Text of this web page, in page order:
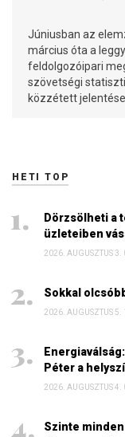
Júniusban az
március óta a
feldolgozóipari
szövetségi
közzétett jelentése
HETI TOP
Dörzsölheti a
üzleteiben
2026. AUGUSZTUS 3.
Sokkal
2026. AUGUSZTUS 5.
Péter a
2026. AUGUSZTUS 4.
Szinte